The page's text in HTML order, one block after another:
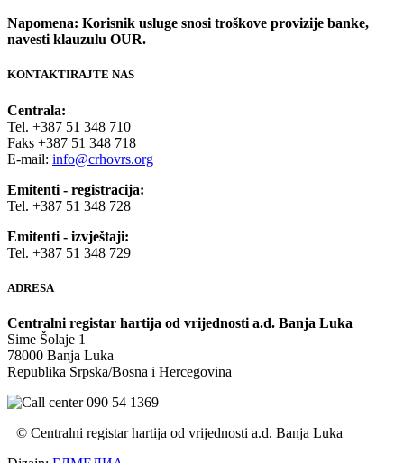
Napomena: Korisnik usluge snosi troškove provizije banke,
navesti klauzulu OUR.
KONTAKTIRAJTE NAS
Centrala:
Tel. +387 51 348 710
Faks +387 51 348 718
E-mail: info@crhovrs.org
Emitenti - registracija:
Tel. +387 51 348 728
Emitenti - izvještaji:
Tel. +387 51 348 729
ADRESA
Centralni registar hartija od vrijednosti a.d. Banja Luka
Sime Šolaje 1
78000 Banja Luka
Republika Srpska/Bosna i Hercegovina
© Centralni registar hartija od vrijednosti a.d. Banja Luka